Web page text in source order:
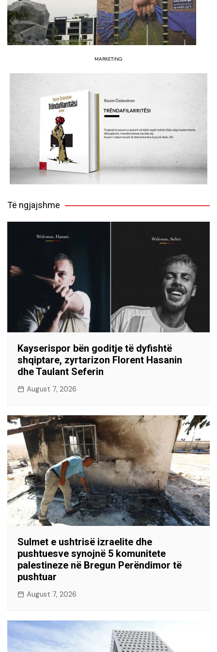
MARKETING
Të ngjajshme
Kayserispor bën goditje të dyfishtë
shqiptare, zyrtarizon Florent Hasanin
dhe Taulant Seferin
August 7, 2026
Sulmet e ushtrisë izraelite dhe
pushtuesve synojnë 5 komunitete
palestineze në Bregun Perëndimor të
pushtuar
August 7, 2026